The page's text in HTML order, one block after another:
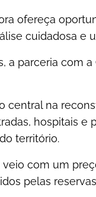
ofereça
cuidadosa e
a parceria com
central na
hospitais e
território.
com um
pelas